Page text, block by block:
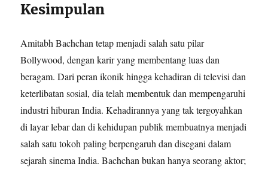
Kesimpulan
Amitabh Bachchan tetap menjadi salah satu pilar
Bollywood, dengan karir yang membentang luas dan
beragam. Dari peran ikonik hingga kehadiran di televisi dan
keterlibatan sosial, dia telah membentuk dan mempengaruhi
industri hiburan India. Kehadirannya yang tak tergoyahkan
di layar lebar dan di kehidupan publik membuatnya menjadi
salah satu tokoh paling berpengaruh dan disegani dalam
sejarah sinema India. Bachchan bukan hanya seorang aktor;